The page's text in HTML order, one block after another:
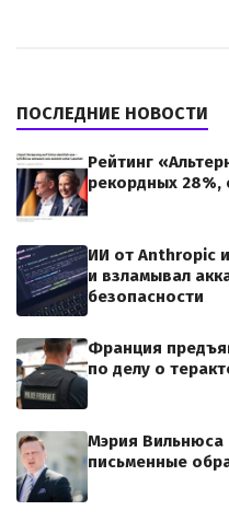
ПОСЛЕДНИЕ НОВОСТИ
Рейтинг
рекордных
ИИ от Anthropic
и взламывал
безопасности
Франция
по делу о
Мэрия Вильнюса
письменные